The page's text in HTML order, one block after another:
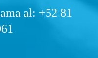
al: +52 81